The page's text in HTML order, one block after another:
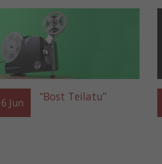
Jun “Bost Teilatu”